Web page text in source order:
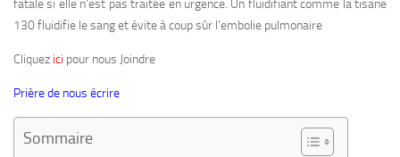
fatale si elle n’est pas traitée en urgence. Un fluidifiant comme la tisane
130 fluidifie le sang et évite à coup sûr l’embolie pulmonaire
Cliquez ici pour nous Joindre
Prière de nous écrire
Sommaire